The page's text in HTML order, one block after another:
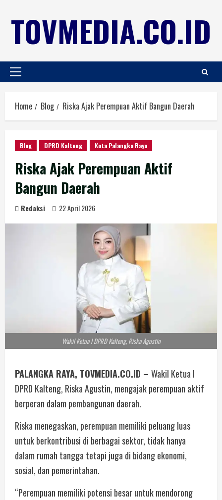
TOVMEDIA.CO.ID
Home Blog Riska Ajak Perempuan Aktif Bangun Daerah
Blog DPRD Kalteng Kota Palangka Raya
Riska Ajak Perempuan Aktif
Bangun Daerah
Redaksi 22 April 2026
Wakil Ketua I DPRD Kalteng, Riska Agustin
PALANGKA RAYA, TOVMEDIA.CO.ID – Wakil Ketua I
DPRD Kalteng, Riska Agustin, mengajak perempuan aktif
berperan dalam pembangunan daerah.
Riska menegaskan, perempuan memiliki peluang luas
untuk berkontribusi di berbagai sektor, tidak hanya
dalam rumah tangga tetapi juga di bidang ekonomi,
sosial, dan pemerintahan.
“Perempuan memiliki potensi besar untuk mendorong